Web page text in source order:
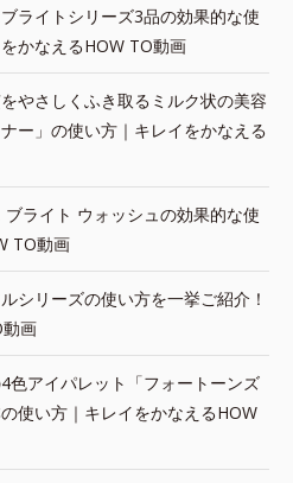
ライトシリーズ3品の効果的な使
かなえるHOW TO動画
やさしくふき取るミルク状の美容
ー」の使い方｜キレイをかなえる
ブライト ウォッシュの効果的な使
TO動画
シリーズの使い方を一挙ご紹介！
動画
色アイパレット「フォートーンズ
使い方｜キレイをかなえるHOW